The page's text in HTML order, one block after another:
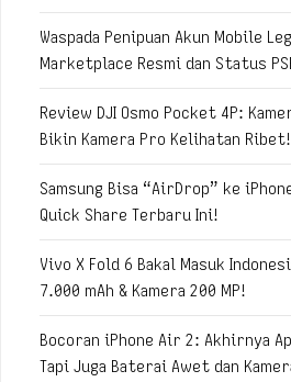
Waspada Penipuan Akun Mobile
Marketplace Resmi dan Status
Review DJI Osmo Pocket 4P:
Bikin Kamera Pro Kelihatan Ribet!
Samsung Bisa “AirDrop” ke
Quick Share Terbaru Ini!
Vivo X Fold 6 Bakal Masuk
7.000 mAh & Kamera 200 MP!
Bocoran iPhone Air 2: Akhirnya
Tapi Juga Baterai Awet dan